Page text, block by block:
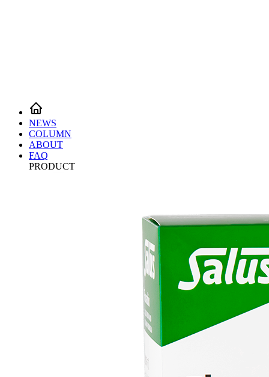
NEWS
COLUMN
ABOUT
FAQ
PRODUCT